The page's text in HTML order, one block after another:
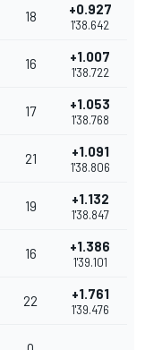
18 +0.927
1'38.642
16 +1.007
1'38.722
17 +1.053
1'38.768
21 +1.091
1'38.806
19 +1.132
1'38.847
16 +1.386
1'39.101
22 +1.761
1'39.476